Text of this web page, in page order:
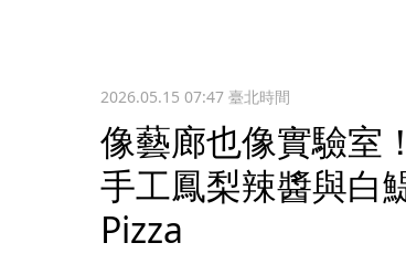
2026.05.15 07:47臺北時間
像藝廊也像實驗
手工鳳梨辣醬與白
Pizza